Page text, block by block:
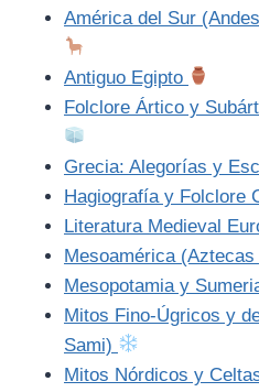
América del Sur
Antiguo Egipto
Folclore Ártico y
Grecia: Alegorías y
Hagiografía y Folclore
Literatura Medieval
Mesoamérica
Mesopotamia y
Mitos Fino-Úgricos y
Sami)
Mitos Nórdicos y